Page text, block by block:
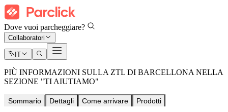
Dove vuoi parcheggiare?
Collaboratori
IT
PIÙ INFORMAZIONI SULLA ZTL DI BARCELLONA NELLA
SEZIONE "TI AIUTIAMO"
Sommario Dettagli Come arrivare Prodotti